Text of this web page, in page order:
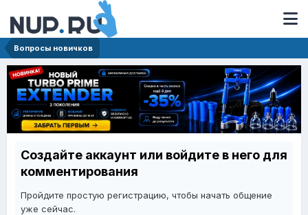
Вопросы новичков
Создайте аккаунт или войдите в него для
комментирования
Пройдите простую регистрацию, чтобы начать общение
уже сейчас.